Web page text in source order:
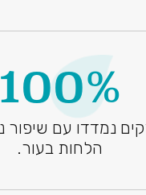
100%
נמדדו עם שיפור
הלחות בעור.